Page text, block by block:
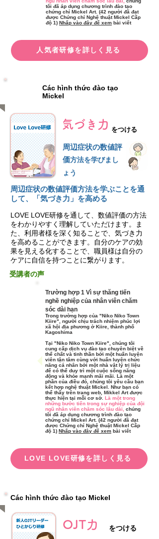
tôi đã áp dụng chương trình đào tạo
chứng chỉ Mickel Art. (42 người đã đạt
được Chứng chỉ Nghệ thuật Mickel Cấp
độ 1) Nhấp vào đây để xem bài viết
人気者研修を詳しく見る
Các hình thức đào tạo
Mickel
をつける
気づき力
周辺症状の数値評
価方法を学びまし
ょう
周辺症状の数値評価⽅法を学ぶことを通
して、「気づき⼒」を⾼める
LOVE LOVE研修を通して、数値評価の⽅法
をわかりやすく理解していただけます。ま
た、利⽤者様を深く知ることで、気づき⼒
を⾼めることができます。自分のケアの効
果を見える化することで、職員様は自分の
ケアに自信を持つことに繋がります。
受講者の声
Trường hợp 1 Vì sự thăng tiến
nghề nghiệp của nhân viên chăm
sóc dài hạn
Trong trường hợp của "Niko Niko Town
Kiire", người chịu trách nhiệm phúc lợi
xã hội địa phương ở Kiire, thành phố
Kagoshima
Tại "Niko Niko Town Kiire",
chúng tôi
cung cấp dịch vụ đào tạo chuyên biệt về
thể chất và tinh thần bởi một huấn luyện
viên tận tâm cùng với huấn luyện chức
năng cá nhân bởi một nhà vật lý trị liệu
để có thể duy trì một cuộc sống năng
động và khỏe mạnh mãi mãi. Là một
phần của điều đó, chúng tôi yêu cầu bạn
kết hợp nghệ thuật Mickel.
Như bạn có
thể thấy trên trang web, Mikkel Art được
thực hiện tại mỗi cơ sở. Là một trong
những bước tiến trong sự nghiệp của đội
ngũ nhân viên chăm sóc lâu dài,
chúng
tôi đã áp dụng chương trình đào tạo
chứng chỉ Mickel Art. (42 người đã đạt
được Chứng chỉ Nghệ thuật Mickel Cấp
độ 1) Nhấp vào đây để xem bài viết
LOVE LOVE研修を詳しく見る
Các hình thức đào tạo Mickel
OJT力 をつける